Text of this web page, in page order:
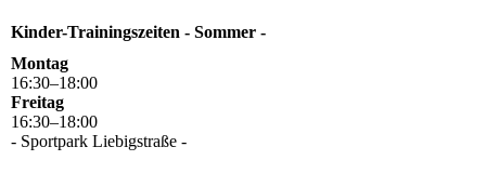
Kinder-Trainingszeiten - Sommer -
Montag
16:30–18:00
Freitag
16:30–18:00
- Sportpark Liebigstraße -